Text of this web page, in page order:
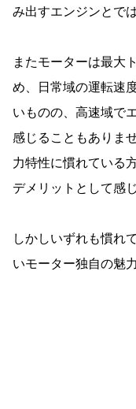
み出すエンジンとで
またモーターは最大
め、日常域の運転速
いものの、高速域で
感じることもありま
力特性に慣れている
デメリットとして感
しかしいずれも慣れ
いモーター独自の魅